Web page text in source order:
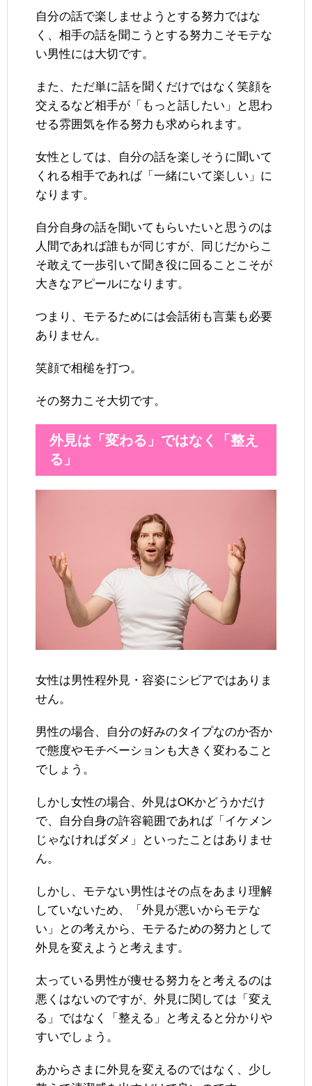
自分の話で楽しませようとする努力ではな
く、相手の話を聞こうとする努力こそモテな
い男性には大切です。
また、ただ単に話を聞くだけではなく笑顔を
交えるなど相手が「もっと話したい」と思わ
せる雰囲気を作る努力も求められます。
女性としては、自分の話を楽しそうに聞いて
くれる相手であれば「一緒にいて楽しい」に
なります。
自分自身の話を聞いてもらいたいと思うのは
人間であれば誰もが同じすが、同じだからこ
そ敢えて一歩引いて聞き役に回ることこそが
大きなアピールになります。
つまり、モテるためには会話術も言葉も必要
ありません。
笑顔で相槌を打つ。
その努力こそ大切です。
外見は「変わる」ではなく「整え
る」
女性は男性程外見・容姿にシビアではありま
せん。
男性の場合、自分の好みのタイプなのか否か
で態度やモチベーションも大きく変わること
でしょう。
しかし女性の場合、外見はOKかどうかだけ
で、自分自身の許容範囲であれば「イケメン
じゃなければダメ」といったことはありませ
ん。
しかし、モテない男性はその点をあまり理解
していないため、「外見が悪いからモテな
い」との考えから、モテるための努力として
外見を変えようと考えます。
太っている男性が痩せる努力をと考えるのは
悪くはないのですが、外見に関しては「変え
る」ではなく「整える」と考えると分かりや
すいでしょう。
あからさまに外見を変えるのではなく、少し